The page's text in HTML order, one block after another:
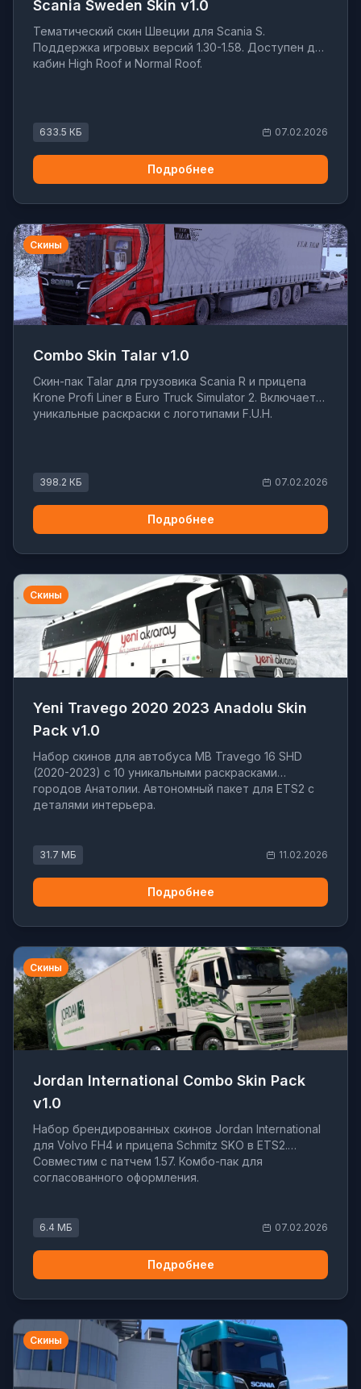
Scania Sweden Skin v1.0
Тематический скин Швеции для Scania S.
Поддержка игровых версий 1.30-1.58. Доступен для
кабин High Roof и Normal Roof.
633.5 КБ 07.02.2026
Подробнее
Скины
Combo Skin Talar v1.0
Скин-пак Talar для грузовика Scania R и прицепа
Krone Profi Liner в Euro Truck Simulator 2. Включает
уникальные раскраски с логотипами F.U.H.
398.2 КБ 07.02.2026
Подробнее
Скины
Yeni Travego 2020 2023 Anadolu Skin
Pack v1.0
Набор скинов для автобуса MB Travego 16 SHD
(2020-2023) с 10 уникальными раскрасками
городов Анатолии. Автономный пакет для ETS2 с
деталями интерьера.
31.7 МБ 11.02.2026
Подробнее
Скины
Jordan International Combo Skin Pack
v1.0
Набор брендированных скинов Jordan International
для Volvo FH4 и прицепа Schmitz SKO в ETS2.
Совместим с патчем 1.57. Комбо-пак для
согласованного оформления.
6.4 МБ 07.02.2026
Подробнее
Скины